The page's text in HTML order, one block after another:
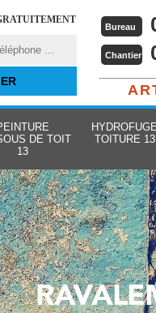
Bureau
Chantier
DE TOIT
13
HYDROFUGE
TOITURE 13